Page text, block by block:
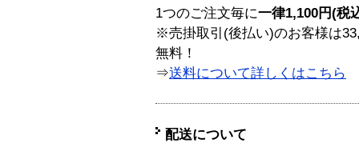
1つのご注文毎に一律1,100円(税
※売掛取引(後払い)のお客様は
無料！
⇒送料について詳しくはこちら
配送について